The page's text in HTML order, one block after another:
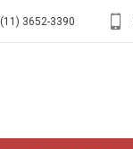
(11) 3652-3390